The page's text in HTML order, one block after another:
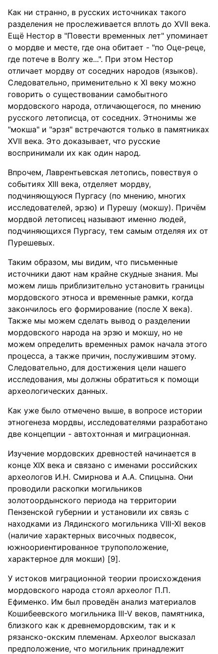
Как ни странно, в русских источниках такого
разделения не прослеживается вплоть до XVII века.
Ещё Нестор в "Повести временных лет" упоминает
о мордве и месте, где она обитает - "по Оце-реце,
где потече в Волгу же...". При этом Нестор
отличает мордву от соседних народов (языков).
Следовательно, применительно к XI веку можно
говорить о существовании самобытного
мордовского народа, отличающегося, по мнению
русского летописца, от соседних. Этнонимы же
"мокша" и "эрзя" встречаются только в памятниках
XVII века. Это доказывает, что русские
воспринимали их как один народ.
Впрочем, Лаврентьевская летопись, повествуя о
событиях XIII века, отделяет мордву,
подчиняющуюся Пургасу (по мнению, многих
исследователей, эрзю) и Пурешу (мокшу). Причём
мордвой летописец называют именно людей,
подчиняющихся Пургасу, тем самым отделяя их от
Пурешевых.
Таким образом, мы видим, что письменные
источники дают нам крайне скудные знания. Мы
можем лишь приблизительно установить границы
мордовского этноса и временные рамки, когда
закончилось его формирование (после X века).
Также мы можем сделать вывод о разделении
мордовского народа на эрзю и мокшу, но не
можем определить временных рамок начала этого
процесса, а также причин, послужившим этому.
Следовательно, для достижения цели нашего
исследования, мы должны обратиться к помощи
археологических данных.
Как уже было отмечено выше, в вопросе истории
этногенеза мордвы, исследователями разработано
две концепции - автохтонная и миграционная.
Изучение мордовских древностей начинается в
конце XIX века и связано с именами российских
археологов И.Н. Смирнова и А.А. Спицына. Они
проводили раскопки могильников
золотоордынского периода на территории
Пензенской губернии и установили их связь с
находками из Лядинского могильника VIII-XI веков
(наличие характерных височных подвесок,
южноориентированное трупоположение,
характерное для мокши) [9].
У истоков миграционной теории происхождения
мордовского народа стоял археолог П.П.
Ефименко. Им был проведён анализ материалов
Кошибеевского могильника III-V веков, памятника,
близкого как к древнемордовским, так и к
рязанско-окским племенам. Археолог высказал
предположение, что могильник принадлежит